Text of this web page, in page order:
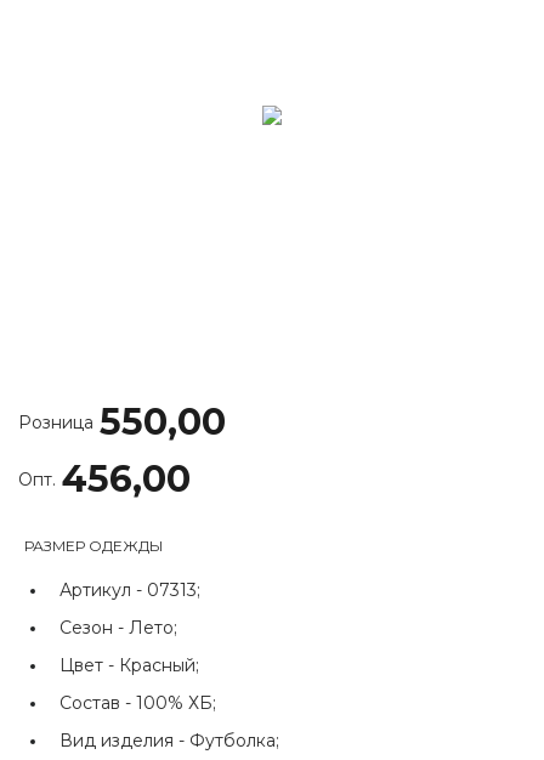
Розница 550,00
Опт. 456,00
РАЗМЕР ОДЕЖДЫ
Артикул - 07313;
Сезон - Лето;
Цвет - Красный;
Состав - 100% ХБ;
Вид изделия - Футболка;